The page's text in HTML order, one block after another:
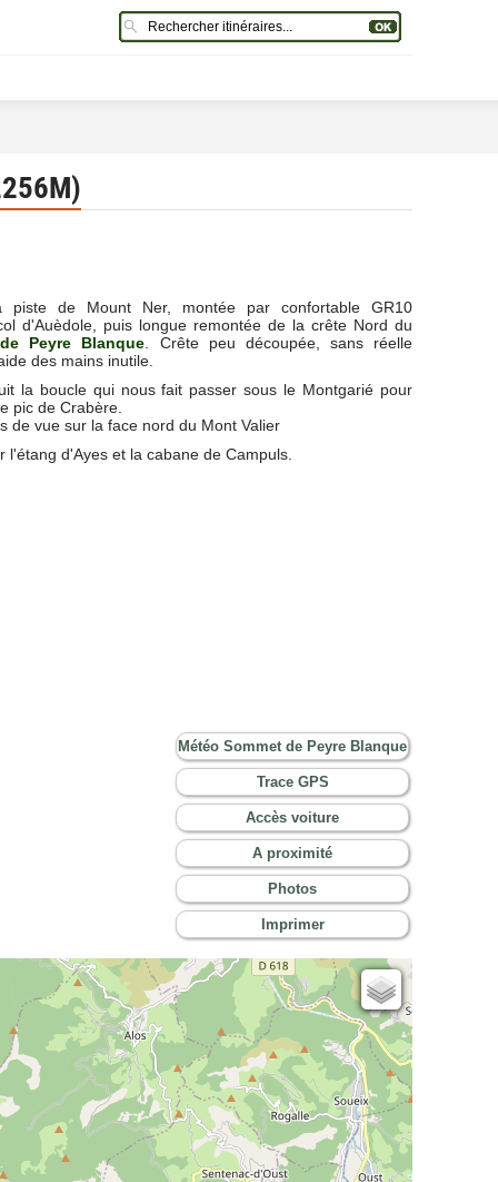
piste de Mount Ner, montée par confortable GR10
d'Auèdole, puis longue remontée de la crête Nord du
Peyre Blanque . Crête peu découpée, sans réelle
des mains inutile.
la boucle qui nous fait passer sous le Montgarié pour
pic de Crabère.
de vue sur la face nord du Mont Valier
l'étang d'Ayes et la cabane de Campuls.
Météo Sommet de Peyre Blanque
Trace GPS
Accès voiture
A proximité
Photos
Imprimer
Cartes IGN
Open Topo Map
Open Street Map
ESRI Word Imagery
Photographies aériennes